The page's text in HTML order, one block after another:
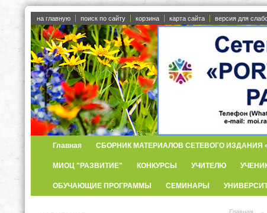
на главную поиск по сайту корзина карта сайта версия для
Главная СБОРНИК МАТЕРИАЛОВ СЕТЕВОГО ИЗДАНИЯ
МИОЦ "РАЗВИТИЕ" КОНКУРСЫ УЧИТЕЛЮ
ОБУЧАЮЩИЕ ПРОГРАММЫ СЕМИНАРЫ